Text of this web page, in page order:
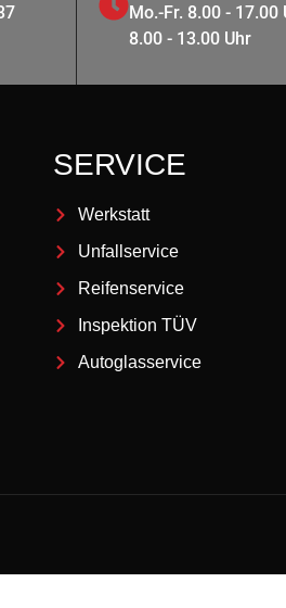
Mo.-Fr. 8.00 - 17.00
8.00 - 13.00 Uhr
SERVICE
Werkstatt
Unfallservice
Reifenservice
Inspektion TÜV
Autoglasservice